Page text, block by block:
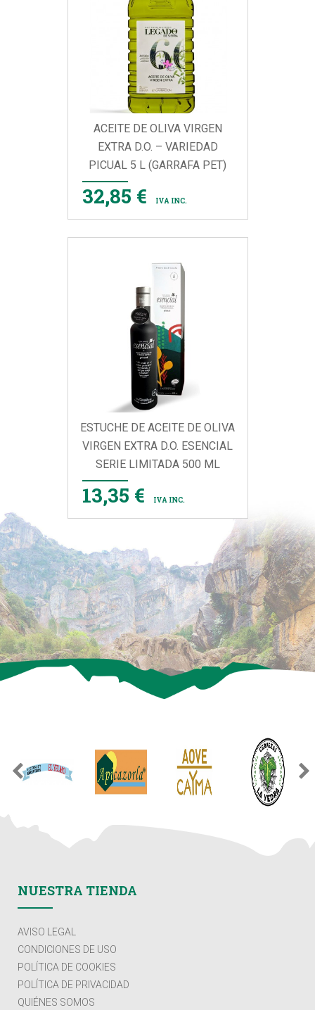
ACEITE DE OLIVA VIRGEN
EXTRA D.O. – VARIEDAD
PICUAL 5 L (GARRAFA PET)
32,85 € IVA INC.
ESTUCHE DE ACEITE DE OLIVA
VIRGEN EXTRA D.O. ESENCIAL
SERIE LIMITADA 500 ML
13,35 € IVA INC.
NUESTRA TIENDA
AVISO LEGAL
CONDICIONES DE USO
POLÍTICA DE COOKIES
POLÍTICA DE PRIVACIDAD
QUIÉNES SOMOS